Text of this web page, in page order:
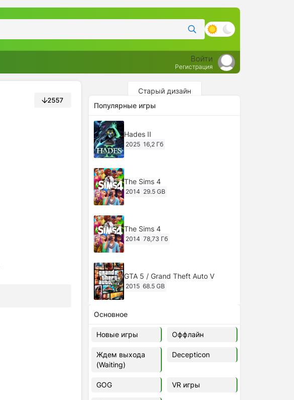
Войти
Регистрация
2557
Старый дизайн
Популярные игры
Hades II
2025 16,2 Гб
The Sims 4
2014 29.5 GB
The Sims 4
2014 78,73 Гб
GTA 5 / Grand Theft Auto V
2015 68.5 GB
Ghost of Tsushima: Director's Cut
v.1053.8.1023.1614 [RePack
Decepticon] (2024)
2024
Cyberpunk 2077
49.4 GB
Основное
Новые игры Оффлайн
Ждем выхода
(Waiting)
Decepticon
GOG VR игры